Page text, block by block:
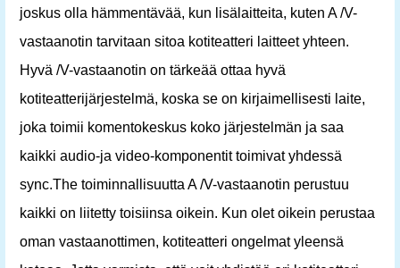
joskus olla hämmentävää, kun lisälaitteita, kuten A /V-
vastaanotin tarvitaan sitoa kotiteatteri laitteet yhteen.
Hyvä /V-vastaanotin on tärkeää ottaa hyvä
kotiteatterijärjestelmä, koska se on kirjaimellisesti laite,
joka toimii komentokeskus koko järjestelmän ja saa
kaikki audio-ja video-komponentit toimivat yhdessä
sync.The toiminnallisuutta A /V-vastaanotin perustuu
kaikki on liitetty toisiinsa oikein. Kun olet oikein perustaa
oman vastaanottimen, kotiteatteri ongelmat yleensä